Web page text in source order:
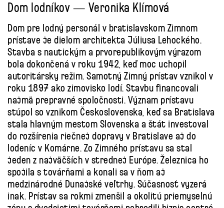
Dom lodníkov — Veronika Klímová
Dom pre lodný personál v bratislavskom Zimnom
prístave je dielom architekta Júliusa Lehockého.
Stavba s nautickým a prvorepublikovým výrazom
bola dokončená v roku 1942, keď moc uchopil
autoritársky režim. Samotný Zimný prístav vznikol v
roku 1897 ako zimovisko lodí. Stavbu financovali
najmä prepravné spoločnosti. Význam prístavu
stúpol so vznikom Československa, keď sa Bratislava
stala hlavným mestom Slovenska a štát investoval
do rozšírenia riečnej dopravy v Bratislave aj do
lodeníc v Komárne. Zo Zimného prístavu sa stal
jeden z najväčších v strednej Európe. Železnica ho
spojila s továrňami a konali sa v ňom aj
medzinárodné Dunajské veľtrhy. Súčasnosť vyzerá
inak. Prístav sa rokmi zmenšil a okolitú priemyselnú